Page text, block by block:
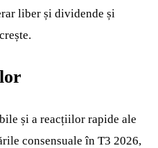
liber și dividende și
și a reacțiilor rapide ale
consensuale în T3 2026,